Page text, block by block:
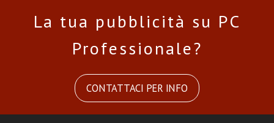
La tua pubblicità su PC
Professionale?
CONTATTACI PER INFO